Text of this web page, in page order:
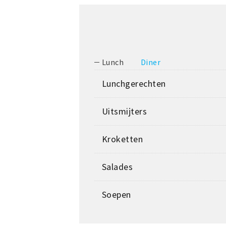
Lunch Diner
Lunchgerechten
Uitsmijters
Kroketten
Salades
Soepen